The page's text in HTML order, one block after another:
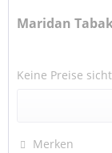
Maridan
Keine Preise
Merken